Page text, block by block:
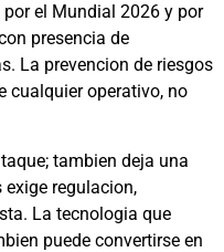
el Mundial 2026 y por
presencia de
La prevencion de riesgos
cualquier operativo, no
tambien deja una
regulacion,
La tecnologia que
puede convertirse en